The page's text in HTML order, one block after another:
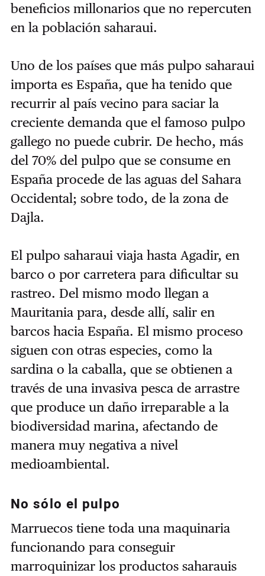
beneficios millonarios que no repercuten
en la población saharaui.
Uno de los países que más pulpo saharaui
importa es España, que ha tenido que
recurrir al país vecino para saciar la
creciente demanda que el famoso pulpo
gallego no puede cubrir. De hecho, más
del 70% del pulpo que se consume en
España procede de las aguas del Sahara
Occidental; sobre todo, de la zona de
Dajla.
El pulpo saharaui viaja hasta Agadir, en
barco o por carretera para dificultar su
rastreo. Del mismo modo llegan a
Mauritania para, desde allí, salir en
barcos hacia España. El mismo proceso
siguen con otras especies, como la
sardina o la caballa, que se obtienen a
través de una invasiva pesca de arrastre
que produce un daño irreparable a la
biodiversidad marina, afectando de
manera muy negativa a nivel
medioambiental.
No sólo el pulpo
Marruecos tiene toda una maquinaria
funcionando para conseguir
marroquinizar los productos saharauis